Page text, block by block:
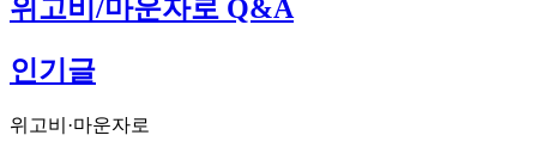
위고비/마운자로 Q&A
인기글
위고비·마운자로